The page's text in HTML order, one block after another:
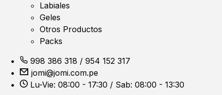
Labiales
Geles
Otros Productos
Packs
998 386 318 / 954 152 317
jomi@jomi.com.pe
Lu-Vie: 08:00 - 17:30 / Sab: 08:00 - 13:30